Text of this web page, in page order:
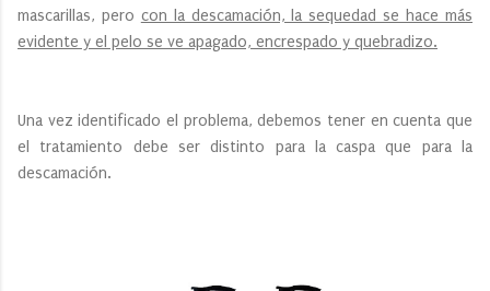
mascarillas, pero con la descamación, la sequedad se hace más
evidente y el pelo se ve apagado, encrespado y quebradizo.
Una vez identificado el problema, debemos tener en cuenta que
el tratamiento debe ser distinto para la caspa que para la
descamación.